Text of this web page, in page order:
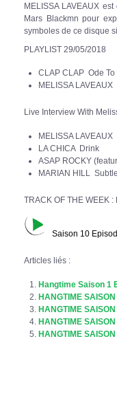
MELISSA LAVEAUX
Mars Blackmn pour
symboles de ce disque
PLAYLIST 29/05/2018
CLAP CLAP Ode
MELISSA
Live Interview With
MELISSA
LA CHICA Drink
ASAP ROCKY
MARIAN HILL
TRACK OF THE WEEK
Saison 10
Articles liés :
Hangtime Saison 1
HANGTIME
HANGTIME
HANGTIME
HANGTIME